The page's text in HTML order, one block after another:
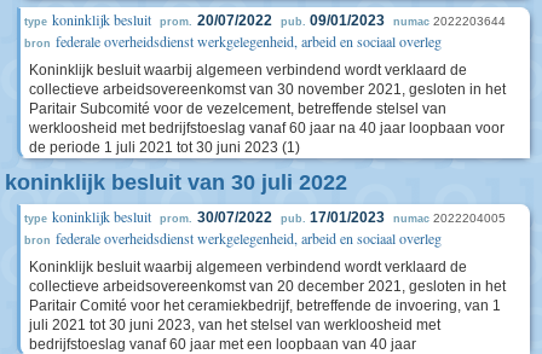
type koninklijk besluit prom. 20/07/2022 pub. 09/01/2023 numac 2022203644
bron federale overheidsdienst werkgelegenheid, arbeid en sociaal overleg
Koninklijk besluit waarbij algemeen verbindend wordt verklaard de
collectieve arbeidsovereenkomst van 30 november 2021, gesloten in het
Paritair Subcomité voor de vezelcement, betreffende stelsel van
werkloosheid met bedrijfstoeslag vanaf 60 jaar na 40 jaar loopbaan voor
de periode 1 juli 2021 tot 30 juni 2023 (1)
koninklijk besluit van 30 juli 2022
type koninklijk besluit prom. 30/07/2022 pub. 17/01/2023 numac 2022204005
bron federale overheidsdienst werkgelegenheid, arbeid en sociaal overleg
Koninklijk besluit waarbij algemeen verbindend wordt verklaard de
collectieve arbeidsovereenkomst van 20 december 2021, gesloten in het
Paritair Comité voor het ceramiekbedrijf, betreffende de invoering, van 1
juli 2021 tot 30 juni 2023, van het stelsel van werkloosheid met
bedrijfstoeslag vanaf 60 jaar met een loopbaan van 40 jaar